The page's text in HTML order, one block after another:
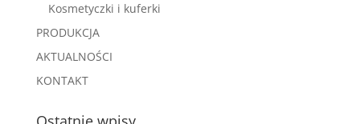
Kosmetyczki i kuferki
PRODUKCJA
AKTUALNOŚCI
KONTAKT